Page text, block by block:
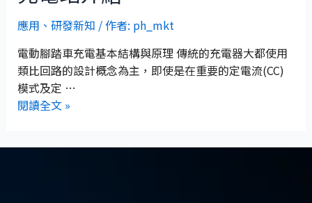
應用 、 研發新知 / 作者: ph_mkt
電動腳踏車充電基本結構與原理 傳統的充電器大都使用
類比回路的設計概念為主，即使是在重要的定電流(CC)
模式及定 …
閱讀全文 »